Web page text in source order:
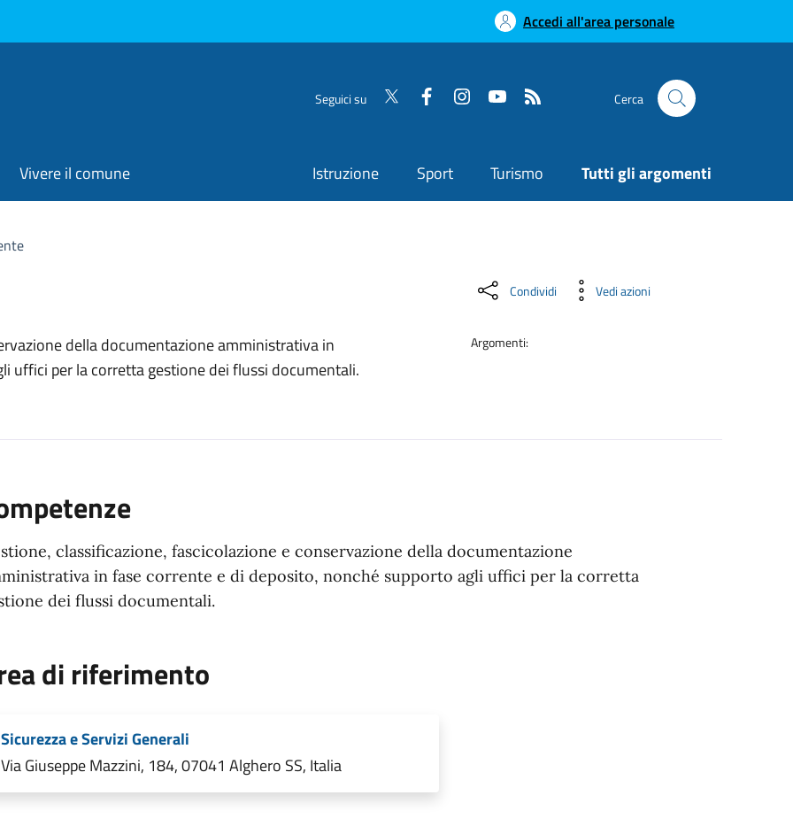
Accedi all'area personale
Seguici su Cerca
Vivere il comune Istruzione Sport Turismo Tutti gli argomenti
della documentazione amministrativa in
uffici per la corretta gestione dei flussi documentali.
Condividi Vedi azioni
Argomenti:
classificazione, fascicolazione e conservazione della documentazione
in fase corrente e di deposito, nonché supporto agli uffici per la corretta
dei flussi documentali.
di riferimento
Sicurezza e Servizi Generali
Via Giuseppe Mazzini, 184, 07041 Alghero SS, Italia